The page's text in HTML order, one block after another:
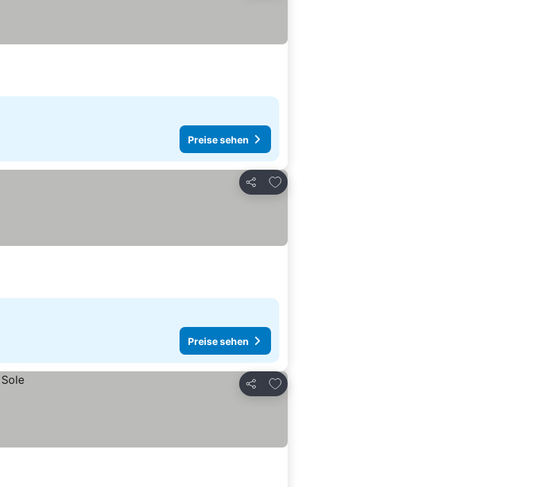
Preise sehen
Teilen
Zu Favoriten hinzufügen
Preise sehen
Teilen
Zu Favoriten hinzufügen